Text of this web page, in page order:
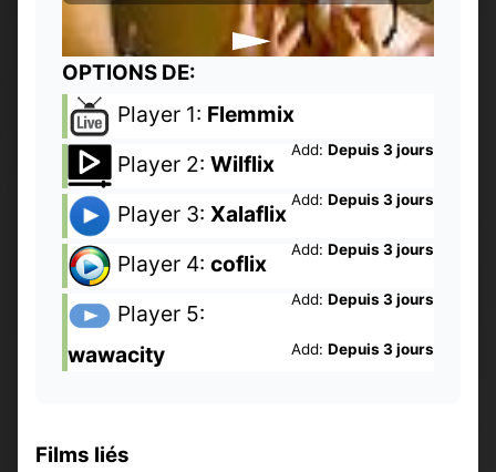
OPTIONS DE:
Player 1: Flemmix
Add: Depuis 3 jours
Player 2: Wilflix
Add: Depuis 3 jours
Player 3: Xalaflix
Add: Depuis 3 jours
Player 4: coflix
Add: Depuis 3 jours
Player 5:
wawacity
Add: Depuis 3 jours
Films liés